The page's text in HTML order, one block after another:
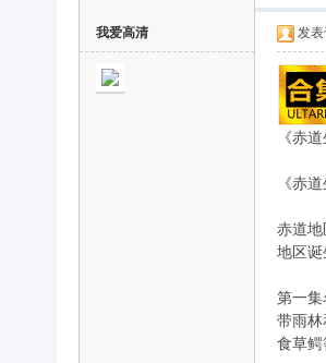
我爱高清 发
《赤
《赤
赤道
地区诞
第一集
带雨林
食草鳄